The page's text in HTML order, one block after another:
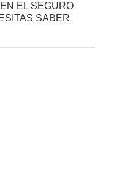
EL SEGURO
SABER